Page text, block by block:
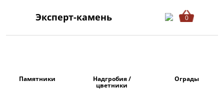
Эксперт-камень 0
Памятники Надгробия /
цветники
Ограды